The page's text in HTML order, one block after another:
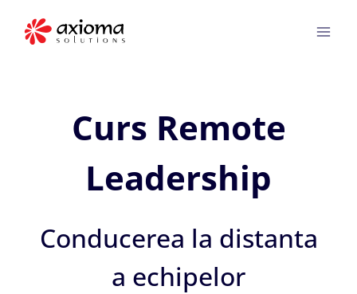
Curs Remote
Leadership
Conducerea la distanta
a echipelor